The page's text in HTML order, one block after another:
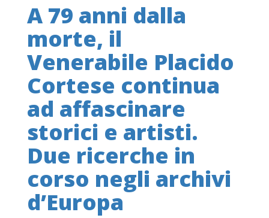
A 79 anni dalla
morte, il
Venerabile Placido
Cortese continua
ad affascinare
storici e artisti.
Due ricerche in
corso negli archivi
d’Europa